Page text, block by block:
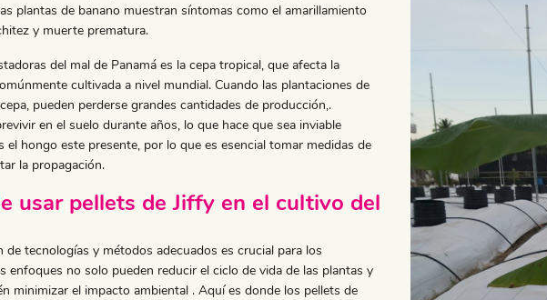
plantas de banano muestran síntomas como el amarillamiento
y muerte prematura.
del mal de Panamá es la cepa tropical, que afecta la
cultivada a nivel mundial. Cuando las plantaciones de
pueden perderse grandes cantidades de producción,.
en el suelo durante años, lo que hace que sea inviable
el hongo este presente, por lo que es esencial tomar medidas de
la propagación.
usar pellets de Jiffy en el cultivo del
de tecnologías y métodos adecuados es crucial para los
enfoques no solo pueden reducir el ciclo de vida de las plantas y
minimizar el impacto ambiental . Aquí es donde los pellets de